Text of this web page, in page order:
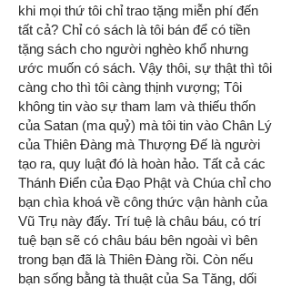
khi mọi thứ tôi chỉ trao tặng miễn phí đến
tất cả? Chỉ có sách là tôi bán để có tiền
tặng sách cho người nghèo khổ nhưng
ước muốn có sách. Vậy thôi, sự thật thì tôi
càng cho thì tôi càng thịnh vượng; Tôi
không tin vào sự tham lam và thiếu thốn
của Satan (ma quỷ) mà tôi tin vào Chân Lý
của Thiên Đàng mà Thượng Đế là người
tạo ra, quy luật đó là hoàn hảo. Tất cả các
Thánh Điển của Đạo Phật và Chúa chỉ cho
bạn chìa khoá về công thức vận hành của
Vũ Trụ này đấy. Trí tuệ là châu báu, có trí
tuệ bạn sẽ có châu báu bên ngoài vì bên
trong bạn đã là Thiên Đàng rồi. Còn nếu
bạn sống bằng tà thuật của Sa Tăng, dối